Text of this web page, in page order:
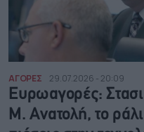
ΑΓΟΡΕΣ 29.07.2026 - 20:09
Ευρωαγορές:
Μ. Ανατολή, το